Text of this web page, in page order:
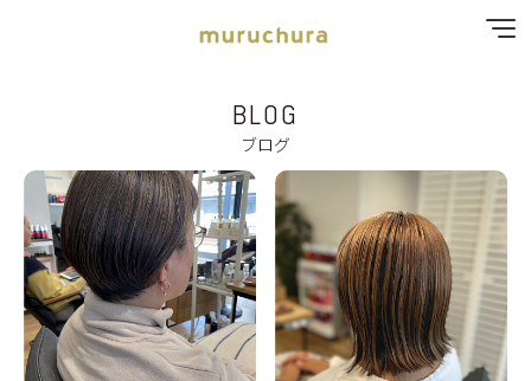
MENU
SHOP & STAFF
COUPON
GALLERY
BLOG
ブログ